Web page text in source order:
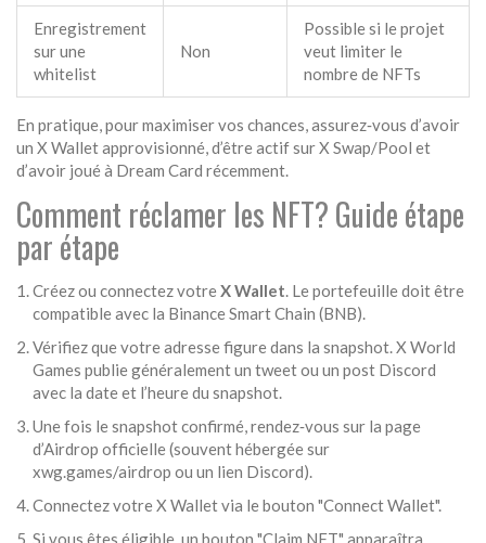
Enregistrement
sur une
whitelist
Non
Possible si le projet
veut limiter le
nombre de NFTs
En pratique, pour maximiser vos chances, assurez‑vous d’avoir
un X Wallet approvisionné, d’être actif sur X Swap/Pool et
d’avoir joué à Dream Card récemment.
Comment réclamer les NFT? Guide étape
par étape
Créez ou connectez votreX Wallet. Le portefeuille doit être
compatible avec la Binance Smart Chain (BNB).
Vérifiez que votre adresse figure dans la snapshot. X World
Games publie généralement un tweet ou un post Discord
avec la date et l’heure du snapshot.
Une fois le snapshot confirmé, rendez‑vous sur la page
d’Airdrop officielle (souvent hébergée sur
xwg.games/airdrop ou un lien Discord).
Connectez votre X Wallet via le bouton "Connect Wallet".
Si vous êtes éligible, un bouton "Claim NFT" apparaîtra.